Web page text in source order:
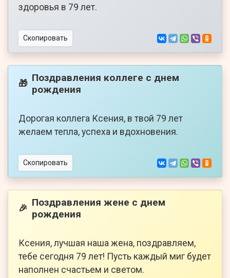
здоровья в 79 лет.
Скопировать
🎁 Поздравления коллеге с днем
рождения
Дорогая коллега Ксения, в твой 79 лет
желаем тепла, успеха и вдохновения.
Скопировать
🎉 Поздравления жене с днем
рождения
Ксения, лучшая наша жена, поздравляем,
тебе сегодня 79 лет! Пусть каждый миг будет
наполнен счастьем и светом.